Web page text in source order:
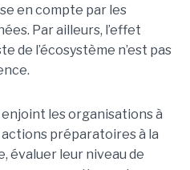
en compte par les
Par ailleurs, l’effet
de l’écosystème n’est pas
enjoint les organisations à
préparatoires à la
évaluer leur niveau de